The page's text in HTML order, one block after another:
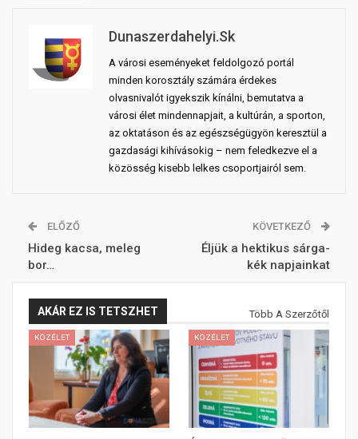
Dunaszerdahelyi.sk
A városi eseményeket feldolgozó portál
minden korosztály számára érdekes
olvasnivalót igyekszik kínálni, bemutatva a
városi élet mindennapjait, a kultúrán, a sporton,
az oktatáson és az egészségügyön keresztül a
gazdasági kihívásokig – nem feledkezve el a
közösség kisebb lelkes csoportjairól sem.
ELŐZŐ
Hideg kacsa, meleg
bor…
KÖVETKEZŐ
Éljük a hektikus sárga-
kék napjainkat
AKÁR EZ IS TETSZHET Több A Szerzőtől
KÖZÉLET KÖZÉLET